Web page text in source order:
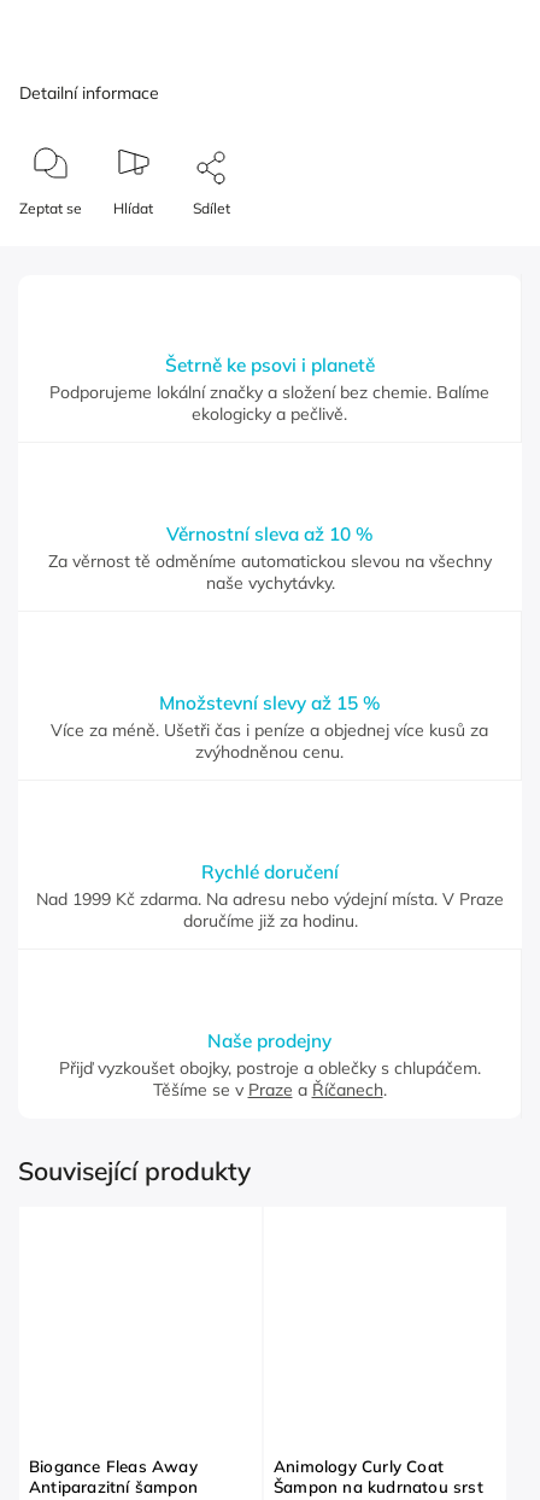
Detailní informace
Zeptat se Hlídat Sdílet
Šetrně ke psovi i planetě
Podporujeme lokální značky a složení bez chemie. Balíme
ekologicky a pečlivě.
Věrnostní sleva až 10 %
Za věrnost tě odměníme automatickou slevou na všechny
naše vychytávky.
Množstevní slevy až 15 %
Více za méně. Ušetři čas i peníze a objednej více kusů za
zvýhodněnou cenu.
Rychlé doručení
Nad 1999 Kč zdarma. Na adresu nebo výdejní místa. V Praze
doručíme již za hodinu.
Naše prodejny
Přijď vyzkoušet obojky, postroje a oblečky s chlupáčem.
Těšíme se v Praze a Říčanech.
Související produkty
Biogance Fleas Away
Antiparazitní šampon
Animology Curly Coat
Šampon na kudrnatou srst